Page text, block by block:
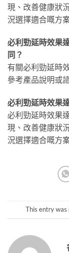
現、改善健康狀
況選擇適合嘅方
必利勁延時效果
同？
有關必利勁延時
參考產品說明或
必利勁延時效果
必利勁延時效果
現、改善健康狀
況選擇適合嘅方
This entry was